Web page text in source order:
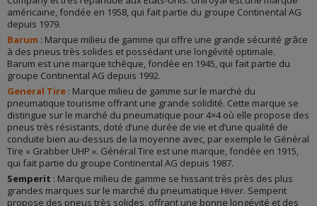
américaine, fondée en 1958, qui fait partie du groupe Continental AG
depuis 1979.
Barum : Marque milieu de gamme qui offre une grande sécurité grâce
à des pneus très solides et possédant une longévité optimale.
Barum est une marque tchèque, fondée en 1945, qui fait partie du
groupe Continental AG depuis 1992.
General Tire : Marque milieu de gamme sur le marché du
pneumatique tourisme offrant une grande solidité. Cette marque se
distingue sur le marché du pneumatique pour 4×4 où elle propose des
pneus très résistants, doté d’une durée de vie et d’une qualité de
conduite bien au-dessus de la moyenne avec, par exemple le Général
Tire « Grabber UHP ». Général Tire est une marque, fondée en 1915,
qui fait partie du groupe Continental AG depuis 1987.
Semperit : Marque milieu de gamme se hissant très près des plus
grandes marques sur le marché du pneumatique Hiver. Semperit
propose des pneus très solides, offrant une bonne longévité et des